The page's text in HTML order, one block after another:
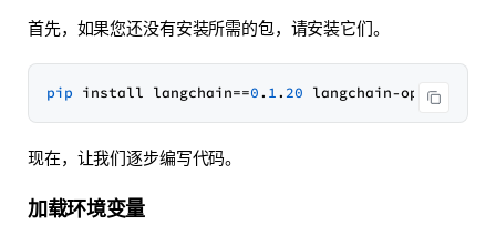
首先，如果您还没有安装所需的包，请安装它们。
pip install langchain==0. 1. 20
现在，让我们逐步编写代码。
加载环境变量